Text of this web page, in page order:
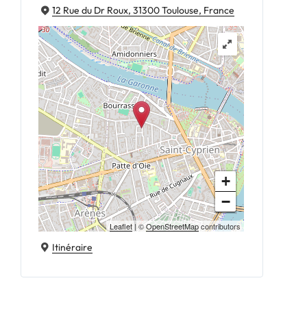
12 Rue du Dr Roux, 31300 Toulouse, France
+
−
Leaflet | ©OpenStreetMapcontributors
Itinéraire